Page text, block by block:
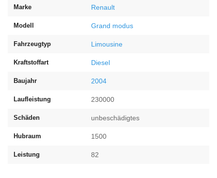
Marke Renault
Modell Grand modus
Fahrzeugtyp Limousine
Kraftstoffart Diesel
Baujahr 2004
Laufleistung 230000
Schäden unbeschädigtes
Hubraum 1500
Leistung 82